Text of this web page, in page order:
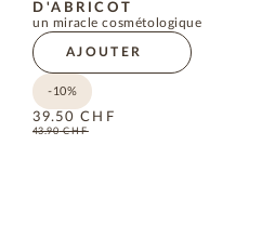
D'ABRICOT
un miracle cosmétologique
AJOUTER
-10%
39.50 CHF
43.90CHF